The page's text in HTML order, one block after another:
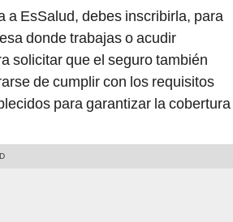
a EsSalud, debes inscribirla, para
donde trabajas o acudir
solicitar que el seguro también
de cumplir con los requisitos
para garantizar la cobertura